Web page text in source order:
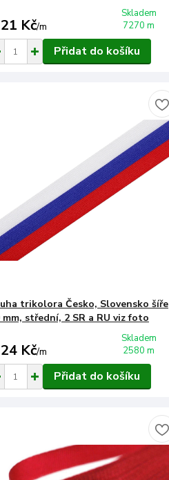
Kč/m
Skladem
7270 m
Přidat do košíku
trikolora Česko, Slovensko šíře
mm, střední, 2 SR a RU viz foto
Kč/m
Skladem
2580 m
Přidat do košíku